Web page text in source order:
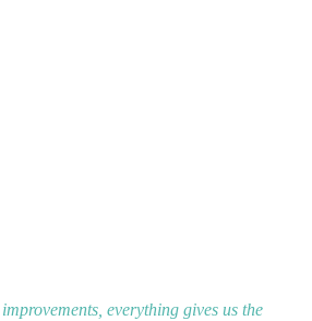
everything gives us the